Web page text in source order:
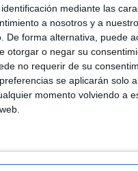
mediante las
a nosotros y a
De forma alternativa, puede
otorgar o negar su
no requerir de su
se aplicarán solo
momento volviendo a
entre si creen
que hemos visto en
posibilidades de
ocupados se divide
también se
Crece un 2’7%